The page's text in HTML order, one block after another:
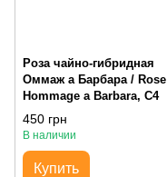
Роза чайно-гибридная
Оммаж а Барбара / Rose
Hommage a Barbara, С4
450 грн
В наличии
Купить